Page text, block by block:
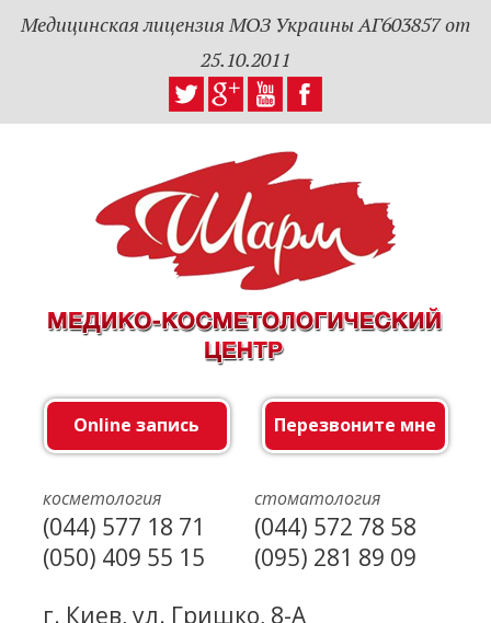
Медицинская лицензия МОЗ Украины АГ603857 от
25.10.2011
Online запись Перезвоните мне
косметология
(044) 577 18 71
(050) 409 55 15
стоматология
(044) 572 78 58
(095) 281 89 09
г. Киев, ул. Гришко, 8-А